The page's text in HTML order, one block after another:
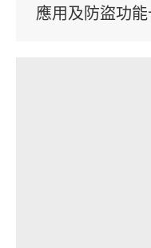
應用及防盜功能